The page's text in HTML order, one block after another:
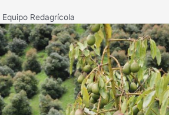
Equipo Redagrícola